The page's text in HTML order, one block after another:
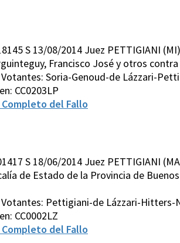
S 13/08/2014 Juez PETTIGIANI (MI)
Francisco José y otros
Soria-Genoud-de Lázzari-
CC0203LP
del Fallo
S 18/06/2014 Juez PETTIGIANI
de Estado de la Provincia de
Pettigiani-de Lázzari-Hitters-
CC0002LZ
del Fallo